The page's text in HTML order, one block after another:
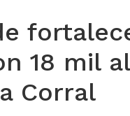
18 mil
Corral